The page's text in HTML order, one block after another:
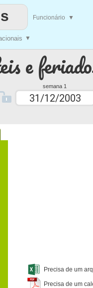
e
semana 1
Precisa de um
Precisa de um
▼
Funcionário ▼